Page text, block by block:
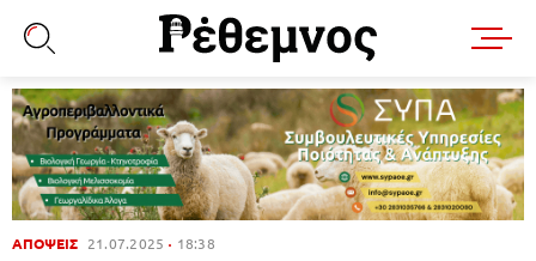
ΑΠΟΨΕΙΣ 21.07.2025 18:38